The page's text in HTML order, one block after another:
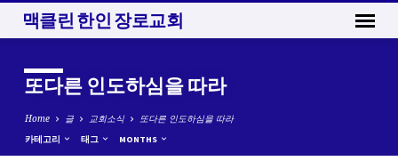
맥클린 한인 장로교회
또다른 인도하심을 따라
Home 글 교회소식 또다른 인도하심을 따라
카테고리 태그 MONTHS